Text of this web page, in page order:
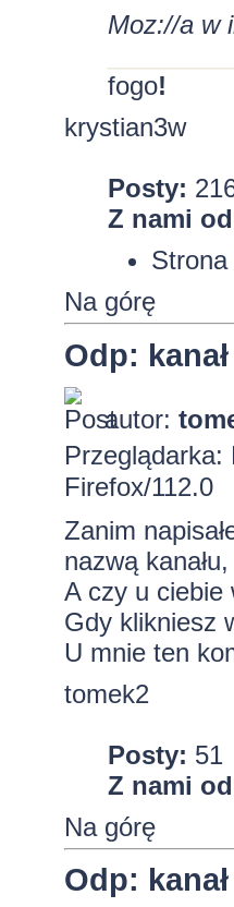
Moz://a w
fogo!
krystian3w
Posty:
Z nami
Na górę
Odp:
autor:
Przeglądarka:
Firefox/112.0
Zanim
nazwą
A czy u ciebie
Gdy klikniesz
U mnie ten
tomek2
Posty: 51
Z nami
Na górę
Odp: